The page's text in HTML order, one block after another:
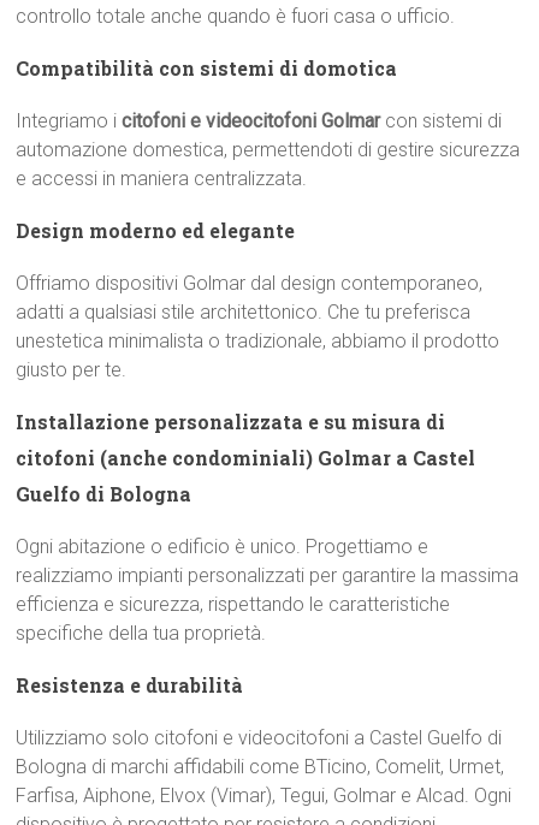
controllo totale anche quando è fuori casa o ufficio.
Compatibilità con sistemi di domotica
Integriamo icitofoni e videocitofoni Golmarcon sistemi di
automazione domestica, permettendoti di gestire sicurezza
e accessi in maniera centralizzata.
Design moderno ed elegante
Offriamo dispositivi Golmar dal design contemporaneo,
adatti a qualsiasi stile architettonico. Che tu preferisca
unestetica minimalista o tradizionale, abbiamo il prodotto
giusto per te.
Installazione personalizzata e su misura di
citofoni (anche condominiali) Golmar a Castel
Guelfo di Bologna
Ogni abitazione o edificio è unico. Progettiamo e
realizziamo impianti personalizzati per garantire la massima
efficienza e sicurezza, rispettando le caratteristiche
specifiche della tua proprietà.
Resistenza e durabilità
Utilizziamo solo citofoni e videocitofoni a Castel Guelfo di
Bologna di marchi affidabili come BTicino, Comelit, Urmet,
Farfisa, Aiphone, Elvox (Vimar), Tegui, Golmar e Alcad. Ogni